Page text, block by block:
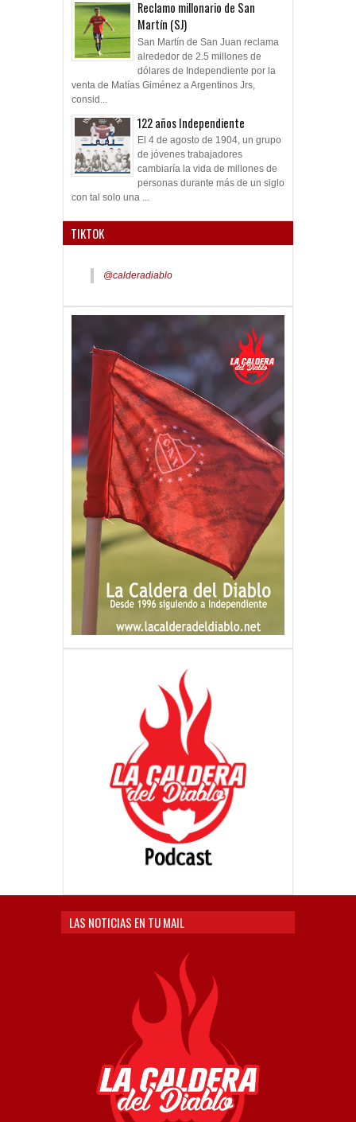
Reclamo millonario de San
Martín (SJ)
San Martín de San Juan reclama
alrededor de 2.5 millones de
dólares de Independiente por la
venta de Matías Giménez a Argentinos Jrs,
consid...
122 años Independiente
El 4 de agosto de 1904, un grupo
de jóvenes trabajadores
cambiaría la vida de millones de
personas durante más de un siglo
con tal solo una ...
TIKTOK
@calderadiablo
LAS NOTICIAS EN TU MAIL